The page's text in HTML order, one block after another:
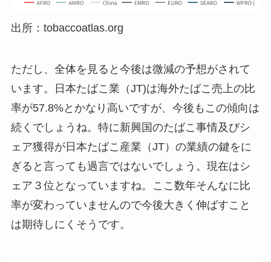
出所：tobaccoatlas.org
ただし、全体を見ると今後は微減の予想がされて
います。日本たばこ業（JT)は海外たばこ売上の比
率が57.8%とかなり高いですが、今後もこの傾向は
続くでしょうね。特に新興国のたばこ事情及びシ
ェア獲得が日本たばこ産業（JT）の業績の鍵をに
ぎると言っても過言ではないでしょう。現在はシ
ェア３位となっていますね。ここ数年そんなに比
率が変わっていませんので今後大きく伸ばすこと
は期待しにくそうです。